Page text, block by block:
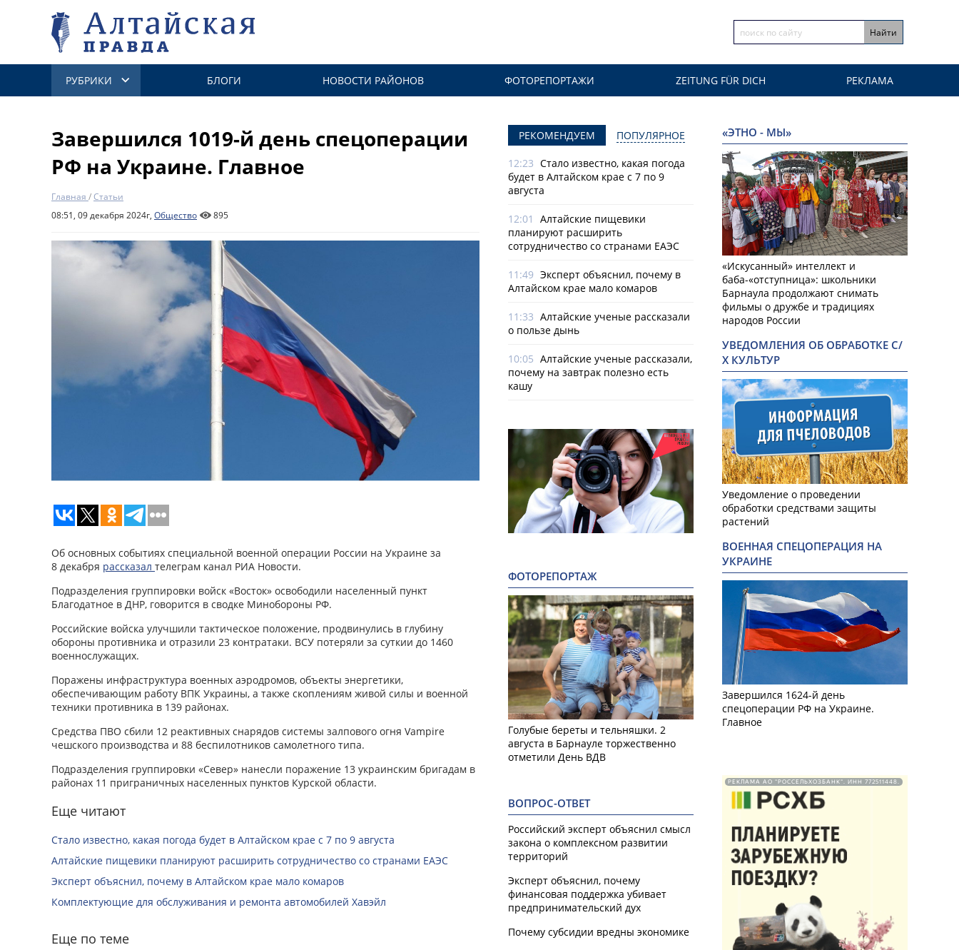
РУБРИКИ БЛОГИ НОВОСТИ РАЙОНОВ ФОТОРЕПОРТАЖИ ZEITUNG FÜR DICH РЕКЛАМА
Завершился 1019-й день спецоперации
РФ на Украине. Главное
Главная /Статьи
08:51, 09 декабря 2024г, Общество 895
Об основных событиях специальной военной операции России на Украине за
8 декабря рассказал телеграм канал РИА Новости.
Подразделения группировки войск «Восток» освободили населенный пункт
Благодатное в ДНР, говорится в сводке Минобороны РФ.
Российские войска улучшили тактическое положение, продвинулись в глубину
обороны противника и отразили 23 контратаки. ВСУ потеряли за суткии до 1460
военнослужащих.
Поражены инфраструктура военных аэродромов, объекты энергетики,
обеспечивающим работу ВПК Украины, а также скоплениям живой силы и военной
техники противника в 139 районах.
Средства ПВО сбили 12 реактивных снарядов системы залпового огня Vampire
чешского производства и 88 беспилотников самолетного типа.
Подразделения группировки «Север» нанесли поражение 13 украинским бригадам в
районах 11 приграничных населенных пунктов Курской области.
Еще читают
Стало известно, какая погода будет в Алтайском крае с 7 по 9 августа
Алтайские пищевики планируют расширить сотрудничество со странами ЕАЭС
Эксперт объяснил, почему в Алтайском крае мало комаров
Комплектующие для обслуживания и ремонта автомобилей Хавэйл
Еще по теме
РЕКОМЕНДУЕМ ПОПУЛЯРНОЕ
12:23 Стало известно, какая погода
будет в Алтайском крае с 7 по 9
августа
12:01
Алтайские пищевики
планируют расширить
сотрудничество со странами ЕАЭС
11:49 Эксперт объяснил, почему в
Алтайском крае мало комаров
11:33 Алтайские ученые рассказали
о пользе дынь
10:05 Алтайские ученые рассказали,
почему на завтрак полезно есть
кашу
ФОТОРЕПОРТАЖ
Голубые береты и тельняшки. 2
августа в Барнауле торжественно
отметили День ВДВ
ВОПРОС-ОТВЕТ
Российский эксперт объяснил смысл
закона о комплексном развитии
территорий
Эксперт объяснил, почему
финансовая поддержка убивает
предпринимательский дух
Почему субсидии вредны экономике
«ЭТНО - МЫ»
«Искусанный» интеллект и
баба-«отступница»: школьники
Барнаула продолжают снимать
фильмы о дружбе и традициях
народов России
УВЕДОМЛЕНИЯ ОБ ОБРАБОТКЕ С/
Х КУЛЬТУР
Уведомление о проведении
обработки средствами защиты
растений
ВОЕННАЯ СПЕЦОПЕРАЦИЯ НА
УКРАИНЕ
Завершился 1624-й день
спецоперации РФ на Украине.
Главное
РЕКЛАМА АО "РОССЕЛЬХОЗБАНК". ИНН 772511448.